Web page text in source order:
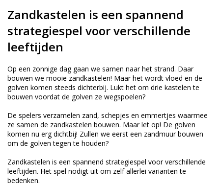
Zandkastelen is een spannend
strategiespel voor verschillende
leeftijden
Op een zonnige dag gaan we samen naar het strand. Daar
bouwen we mooie zandkastelen! Maar het wordt vloed en de
golven komen steeds dichterbij. Lukt het om drie kastelen te
bouwen voordat de golven ze wegspoelen?
De spelers verzamelen zand, schepjes en emmertjes waarmee
ze samen de zandkastelen bouwen. Maar let op! De golven
komen nu erg dichtbij! Zullen we eerst een zandmuur bouwen
om de golven tegen te houden?
Zandkastelen is een spannend strategiespel voor verschillende
leeftijden. Het spel nodigt uit om zelf allerlei varianten te
bedenken.